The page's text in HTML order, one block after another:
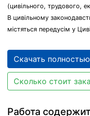
(цивільного, трудового,
В цивільному
містяться передусім у
Скачать
Сколько стоит
Работа